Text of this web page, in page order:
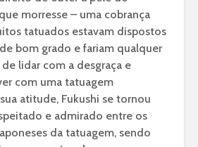
morresse – uma cobrança
tatuados estavam dispostos
bom grado e fariam qualquer
lidar com a desgraça e
com uma tatuagem
atitude, Fukushi se tornou
e admirado entre os
da tatuagem, sendo